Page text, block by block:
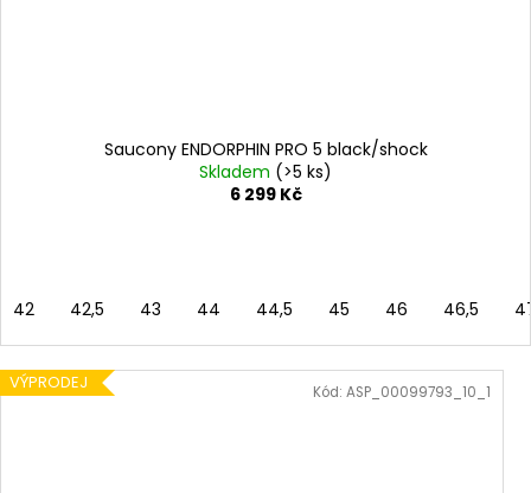
Saucony ENDORPHIN PRO 5 black/shock
Skladem (>5 ks)
6 299 Kč
42 42,5 43 44 44,5 45 46 46,5
VÝPRODEJ Kód: ASP_00099793_10_1